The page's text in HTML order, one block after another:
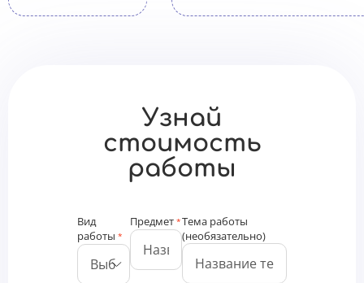
Узнай
стоимость
работы
Вид
работы *
Предмет *Тема работы
(необязательно)